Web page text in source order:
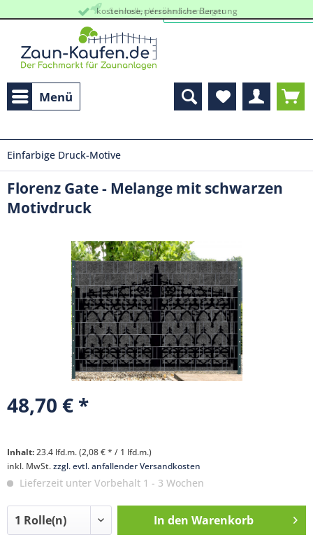
Schneller Versand vom Lager
kostenlose, persöhnliche Beratung
Menü
Einfarbige Druck-Motive
Florenz Gate - Melange mit schwarzen
Motivdruck
48,70 € *
Inhalt:23.4 lfd.m. (2,08 € * / 1 lfd.m.)
inkl. MwSt.zzgl. evtl. anfallender Versandkosten
Lieferzeit unter Vorbehalt 1 - 3 Wochen
In den Warenkorb